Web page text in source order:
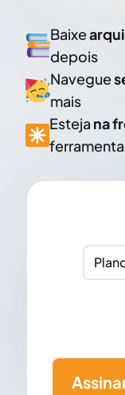
Baixe
depois
Navegue
mais
Esteja na